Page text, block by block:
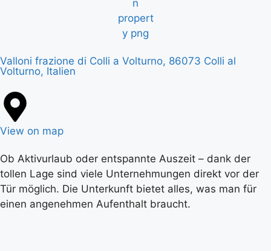
Valloni frazione di Colli a Volturno, 86073 Colli al
Volturno, Italien
View on map
Ob Aktivurlaub oder entspannte Auszeit – dank der
tollen Lage sind viele Unternehmungen direkt vor der
Tür möglich. Die Unterkunft bietet alles, was man für
einen angenehmen Aufenthalt braucht.